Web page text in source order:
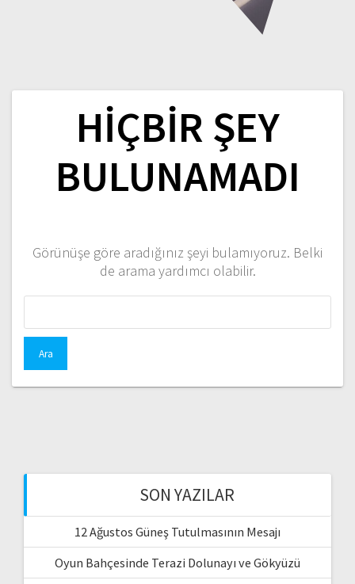
HIÇBIR ŞEY
BULUNAMADI
Görünüşe göre aradığınız şeyi bulamıyoruz. Belki
de arama yardımcı olabilir.
SON YAZILAR
12 Ağustos Güneş Tutulmasının Mesajı
Oyun Bahçesinde Terazi Dolunayı ve Gökyüzü